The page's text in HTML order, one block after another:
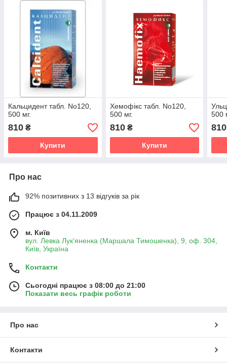
Кальцидент табл. No120,
500 мг.
810 ₴
Купити
Хемофікс табл. No120,
500 мг.
810₴
Купити
500
810
Про нас
92% позитивних з 13 відгуків за рік
Працює з 04.11.2009
м. Київ
вул. Левка Лук'яненка (Маршала Тимошенка), 9, оф. 304,
Київ, Україна
Контакти
Сьогодні працює з 08:00 до 21:00
Показати весь графік роботи
Про нас
Контакти